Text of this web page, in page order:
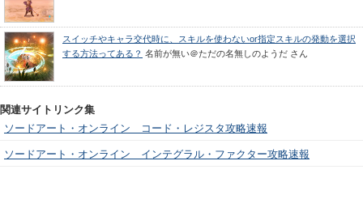
スイッチやキャラ交代時に、スキルを使わないor指定スキルの発動を選択
する方法ってある？ 名前が無い＠ただの名無しのようだ さん
関連サイトリンク集
ソードアート・オンライン コード・レジスタ攻略速報
ソードアート・オンライン インテグラル・ファクター攻略速報